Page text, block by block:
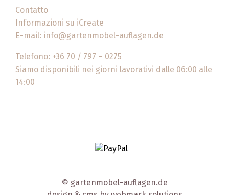
Contatto
Informazioni su iCreate
E-mail: info@gartenmobel-auflagen.de
Telefono: +36 70 / 797 – 0275
Siamo disponibili nei giorni lavorativi dalle 06:00 alle
14:00
© gartenmobel-auflagen.de